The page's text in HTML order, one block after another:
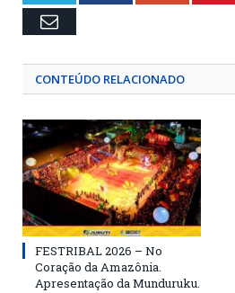
Email
CONTEÚDO RELACIONADO
FESTRIBAL 2026 – No
Coração da Amazônia.
Apresentação da Munduruku.